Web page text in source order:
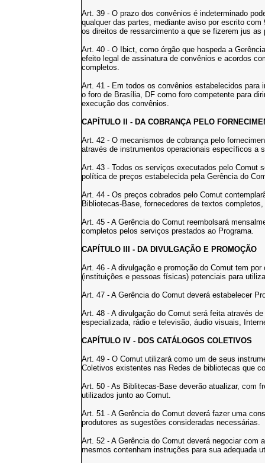
Art. 39 - O prazo dos convênios é indeterminado
qualquer das partes, mediante aviso por escrito
os direitos de ressarcimento a que se fizerem jus as
Art. 40 - O Ibict, como órgão que hospeda a
efeito legal de assinatura de convênios e acordos
completos.
Art. 41 - Em todos os convênios estabelecidos para
o foro de Brasília, DF como foro competente para
execução dos convênios.
CAPÍTULO II - DA COBRANÇA PELO
Art. 42 - O mecanismos de cobrança pelo
através de instrumentos operacionais específicos a
Art. 43 - Todos os serviços executados pelo Comut
política de preços estabelecida pela Gerência do
Art. 44 - Os preços cobrados pelo Comut
Bibliotecas-Base, fornecedores de textos
Art. 45 - A Gerência do Comut reembolsará
completos pelos serviços prestados ao Programa.
CAPÍTULO III - DA DIVULGAÇÃO E PROMOÇÃO
Art. 46 - A divulgação e promoção do Comut tem
(instituições e pessoas físicas) potenciais para
Art. 47 - A Gerência do Comut deverá estabelecer
Art. 48 - A divulgação do Comut será feita através
especializada, rádio e televisão, áudio visuais,
CAPÍTULO IV - DOS CATÁLOGOS COLETIVOS
Art. 49 - O Comut utilizará como um de seus
Coletivos existentes nas Redes de bibliotecas que
Art. 50 - As Biblitecas-Base deverão atualizar, com
utilizados junto ao Comut.
Art. 51 - A Gerência do Comut deverá fazer uma
produtores as sugestões consideradas necessárias.
Art. 52 - A Gerência do Comut deverá negociar com
mesmos contenham instruções para sua adequada